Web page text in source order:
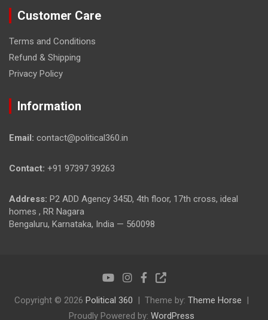
Customer Care
Terms and Conditions
Refund & Shipping
Privacy Policy
Information
Email: contact@political360.in
Contact: +91 97397 39263
Address: P2 ADD Agency 345D, 4th floor, 17th cross, ideal
homes , RR Nagara
Bengaluru, Karnataka, India — 560098
Copyright © 2026 Political 360 Theme by: Theme Horse
Proudly Powered by: WordPress